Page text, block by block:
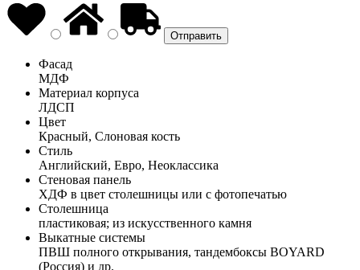
Фасад
МДФ
Материал корпуса
ЛДСП
Цвет
Красный, Слоновая кость
Стиль
Английский, Евро, Неоклассика
Стеновая панель
ХДФ в цвет столешницы или с фотопечатью
Столешница
пластиковая; из искусственного камня
Выкатные системы
ПВШ полного открывания, тандембоксы BOYARD
(Россия) и др.